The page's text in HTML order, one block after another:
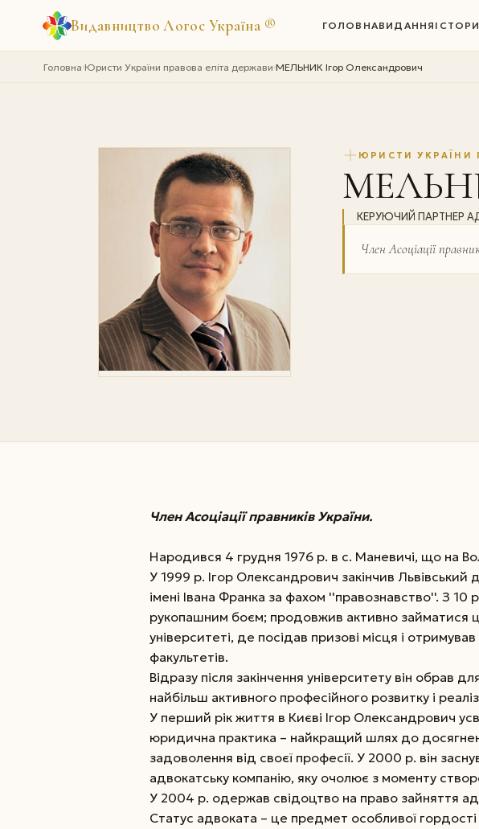
Видавництво Логос Україна ® ГОЛОВНАВИДАННЯ
Головна›Юристи України правова еліта держави›МЕЛЬНИК Ігор Олександрович
ЮРИСТИ УКРАЇНИ
КЕРУЮЧИЙ ПАРТНЕР
Член Асоціації
Член Асоціації правників України.
Народився 4 грудня 1976 р. в с. Маневичі, що на
У 1999 р. Ігор Олександрович закінчив Львівський
імені Івана Франка за фахом ''правознавство''. З 10
рукопашним боєм; продовжив активно займатися
університеті, де посідав призові місця і
факультетів.
Відразу після закінчення університету він обрав
найбільш активного професійного розвитку і
У перший рік життя в Києві Ігор Олександрович
юридична практика – найкращий шлях до
задоволення від своєї професії. У 2000 р. він
адвокатську компанію, яку очолює з моменту
У 2004 р. одержав свідоцтво на право зайняття
Статус адвоката – це предмет особливої